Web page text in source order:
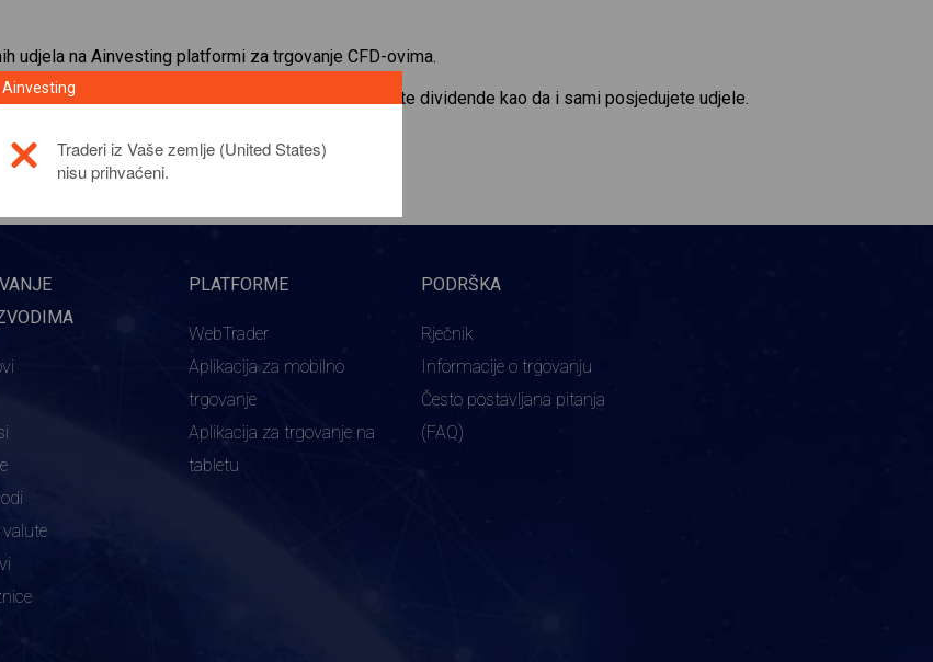
udjela na Ainvesting platformi za trgovanje CFD-ovima.
AG. Primajte kotacije u stvarnom vremenu i primajte dividende kao da i sami posjedujete udjele.
proizvodu, click here
PLATFORME
WebTrader
Aplikacija za mobilno
trgovanje
Aplikacija za trgovanje na
tabletu
PODRŠKA
Rječnik
Informacije o trgovanju
Često postavljana pitanja
(FAQ)
Ainvesting
Traderi iz Vaše zemlje (United States)
nisu prihvaćeni.